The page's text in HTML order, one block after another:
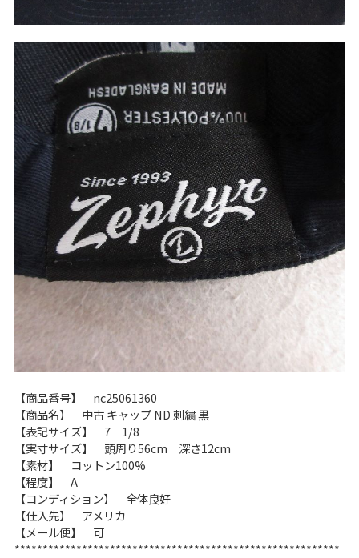
USA製
ボロ ミリタリー
すべてのマニアックを見る
Search by Period 年代から探す
90年代 80年代 70年代
60年代 50年代 40年代
すべての年代を見る
週刊ラッシュアウト新聞
古着コラム
メディア・イベント情報
Youtube 古着屋Rush Out チャンネル
スタッフコーディネート
【商品番号】 nc25061360
【商品名】 中古 キャップ ND 刺繍 黒
【表記サイズ】 7 1/8
【実寸サイズ】 頭周り56cm 深さ12cm
【素材】 コットン100%
【程度】 A
【コンディション】 全体良好
【仕入先】 アメリカ
【メール便】 可
**********************************************************